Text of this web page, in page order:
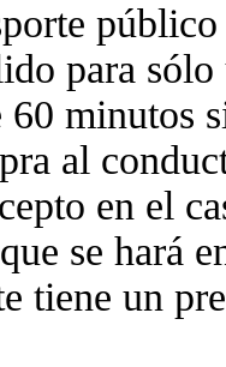
para
minutos
al
en el
se hará
tiene un